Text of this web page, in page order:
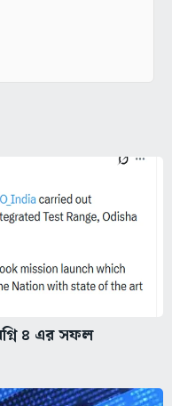
৪ এর সফল